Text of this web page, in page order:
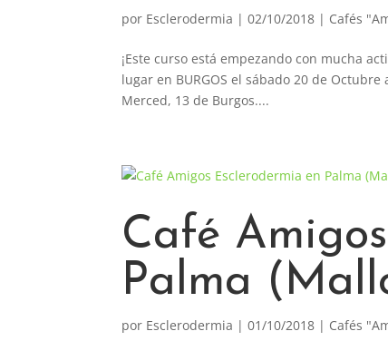
por Esclerodermia |02/10/2018 | Cafés
¡Este curso está empezando con mucha
lugar en BURGOS el sábado 20 de
Merced, 13 de Burgos....
Café
Palma
por Esclerodermia |01/10/2018 | Cafés